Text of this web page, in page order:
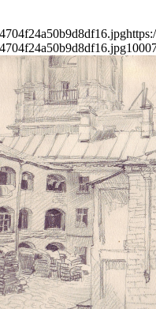
1000